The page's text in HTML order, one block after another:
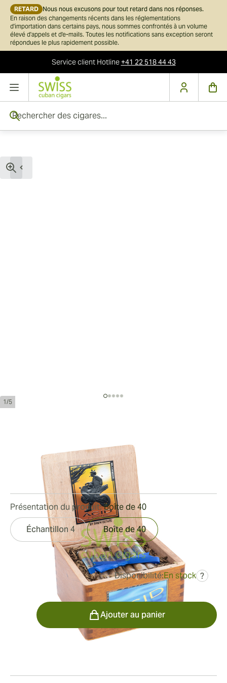
RETARD Nous nous excusons pour tout retard dans nos réponses.
En raison des changements récents dans les réglementations
d'importation dans certains pays, nous sommes confrontés à un volume
élevé d'appels et d'e-mails. Toutes les notifications sans exception seront
répondues le plus rapidement possible.
Service clientHotline+41 22 518 44 43
Skip to Content
1/5
Bague de jauge: 38 Longueur:102 mm / 4 pouces
0 Commentaires
était 201,45 €
Disponibilité:En stock ?
Présentation du produit:Boîte de 40
Échantillon 4 Boîte de 40
Ajouter au panier